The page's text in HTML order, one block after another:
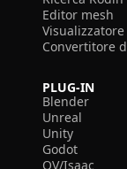
Editor mesh
Convertitore
PLUG-IN
Blender
Unreal
Unity
Godot
OV/Isaac